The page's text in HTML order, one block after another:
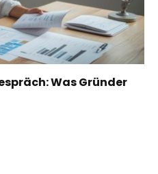
Was Gründer